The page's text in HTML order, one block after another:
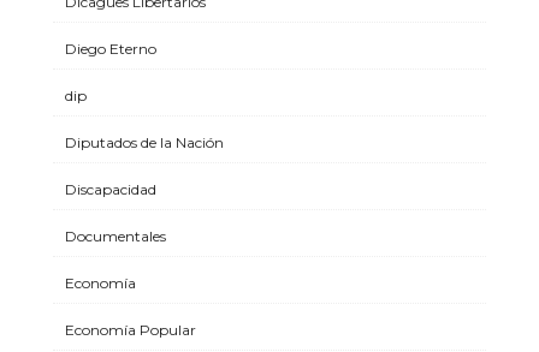
Diego Eterno
dip
Diputados de la Nación
Discapacidad
Documentales
Economía
Economía Popular